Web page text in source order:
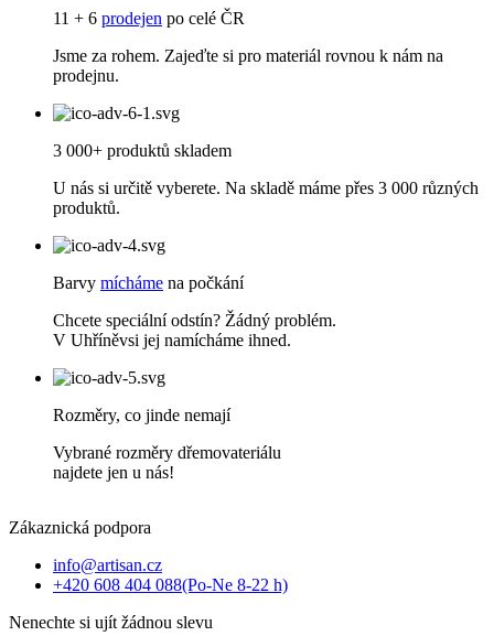
11 + 6 prodejen po celé ČR
Jsme za rohem. Zajeďte si pro materiál rovnou k nám na
prodejnu.
3 000+ produktů skladem
U nás si určitě vyberete. Na skladě máme přes 3 000 různých
produktů.
Barvy mícháme na počkání
Chcete speciální odstín? Žádný problém.
V Uhříněvsi jej namícháme ihned.
Rozměry, co jinde nemají
Vybrané rozměry dřemovateriálu
najdete jen u nás!
Zákaznická podpora
info@artisan.cz
+420 608 404 088(Po-Ne 8-22 h)
Nenechte si ujít žádnou slevu